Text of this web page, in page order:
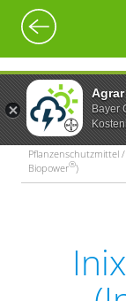
Bayer
Pflanzenschutzmittel
Biopower®)